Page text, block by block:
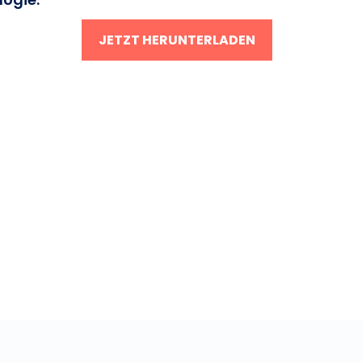
JETZT HERUNTERLADEN